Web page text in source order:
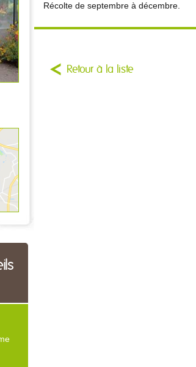
Récolte de septembre à décembre.
Retour à la liste